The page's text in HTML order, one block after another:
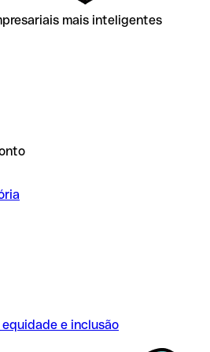
mais inteligentes
e inclusão